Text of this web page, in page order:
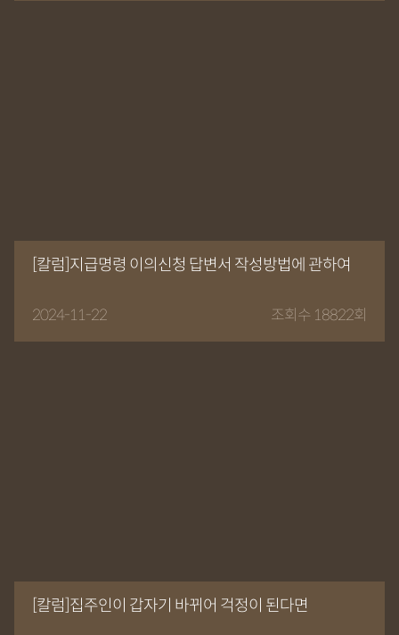
[칼럼]지급명령 이의신청 답변서 작성방법에 관하여
2024-11-22 조회수 18822회
[칼럼]집주인이 갑자기 바뀌어 걱정이 된다면